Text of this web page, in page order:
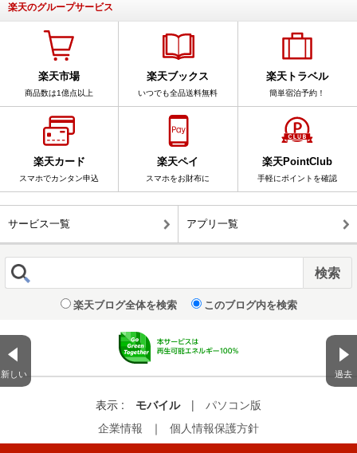
新しい 過去
楽天のグループサービス
楽天市場
商品数は1億点以上
楽天ブックス
いつでも全品送料無料
楽天トラベル
簡単宿泊予約！
楽天カード
スマホでカンタン申込
楽天ペイ
スマホをお財布に
楽天PointClub
手軽にポイントを確認
サービス一覧 アプリ一覧
楽天ブログ全体を検索 このブログ内を検索
表示 : モバイル |
パソコン版
企業情報
｜ 個人情報保護方針